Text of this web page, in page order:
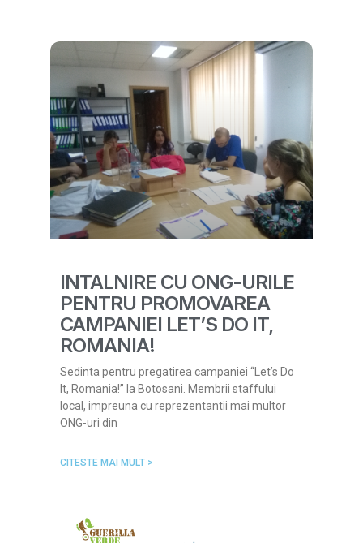
INTALNIRE CU ONG-URILE
PENTRU PROMOVAREA
CAMPANIEI LET’S DO IT,
ROMANIA!
Sedinta pentru pregatirea campaniei “Let’s Do
It, Romania!” la Botosani. Membrii staffului
local, impreuna cu reprezentantii mai multor
ONG-uri din
CITESTE MAI MULT >